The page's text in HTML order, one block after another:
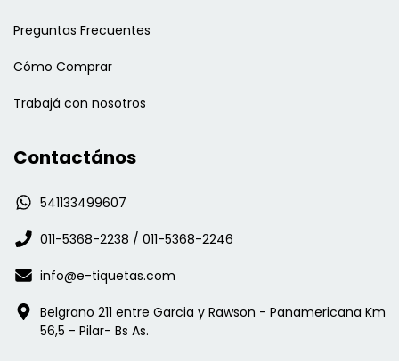
Preguntas Frecuentes
Cómo Comprar
Trabajá con nosotros
Contactános
541133499607
011-5368-2238 / 011-5368-2246
info@e-tiquetas.com
Belgrano 211 entre Garcia y Rawson - Panamericana Km
56,5 - Pilar- Bs As.